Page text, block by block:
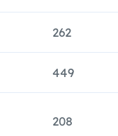
262
449
208